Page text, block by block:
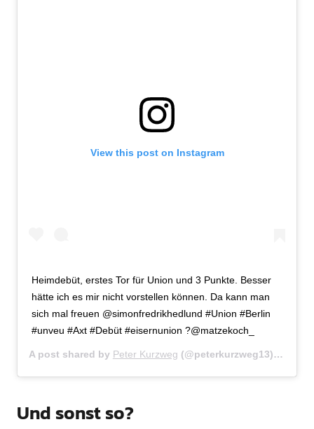
View this post on Instagram
Heimdebüt, erstes Tor für Union und 3 Punkte. Besser
hätte ich es mir nicht vorstellen können. Da kann man
sich mal freuen @simonfredrikhedlund #Union #Berlin
#unveu #Axt #Debüt #eisernunion ?@matzekoch_
A post shared by Peter Kurzweg (@peterkurzweg13) on
Und sonst so?